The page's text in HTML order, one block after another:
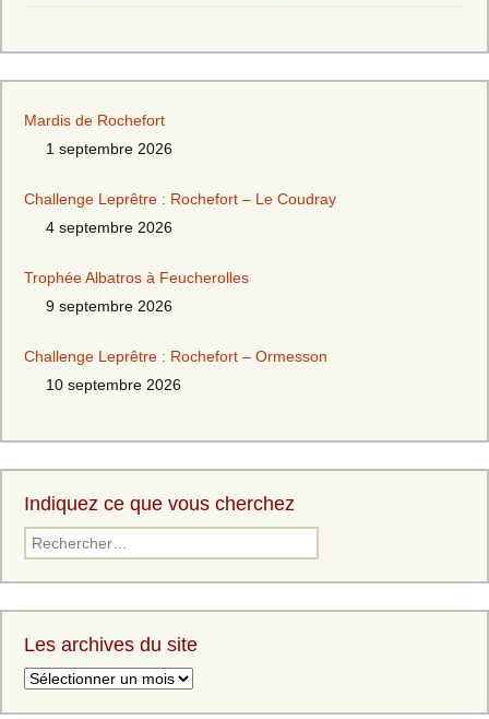
Mardis de Rochefort
1 septembre 2026
Challenge Leprêtre : Rochefort – Le Coudray
4 septembre 2026
Trophée Albatros à Feucherolles
9 septembre 2026
Challenge Leprêtre : Rochefort – Ormesson
10 septembre 2026
Indiquez ce que vous cherchez
Les archives du site